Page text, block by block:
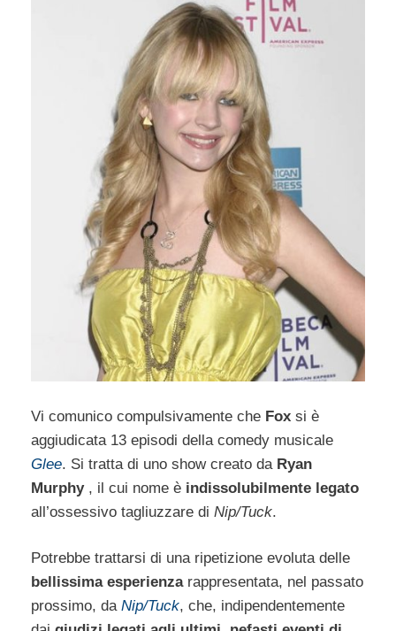
Vi comunico compulsivamente che Fox si è
aggiudicata 13 episodi della comedy musicale
Glee. Si tratta di uno show creato da Ryan
Murphy , il cui nome è indissolubilmente legato
all’ossessivo tagliuzzare di Nip/Tuck.
Potrebbe trattarsi di una ripetizione evoluta delle
bellissima esperienzarappresentata, nel passato
prossimo, da Nip/Tuck, che, indipendentemente